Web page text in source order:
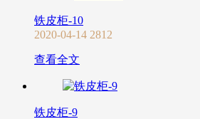
铁皮柜-10
2020-04-14 2812
查看全文
铁皮柜-9